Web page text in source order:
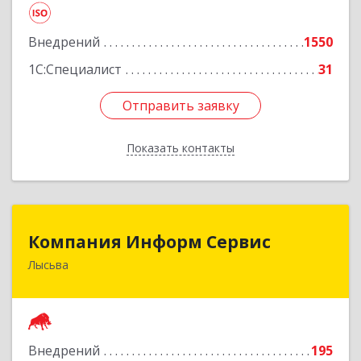
Внедрений
1550
1С:Специалист
31
Отправить заявку
Показать контакты
Отправить заявку
Назад
Компания Информ Сервис
Лысьва
Внедрений 195
Компания Информ Сервис
618909, Пермский край, Лысьва г, Металлистов